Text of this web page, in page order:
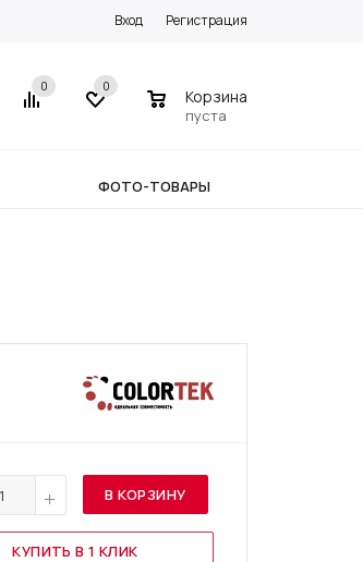
Вход Регистрация
0 0
Корзина
пуста
ФОТО-ТОВАРЫ
В КОРЗИНУ
КУПИТЬ В 1 КЛИК